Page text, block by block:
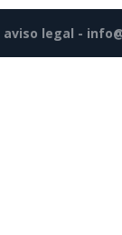
aviso legal -